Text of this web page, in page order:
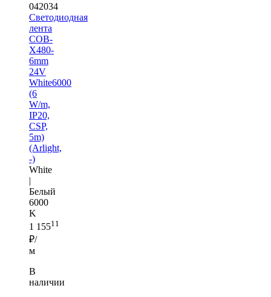
042034
Светодиодная
лента
COB-
X480-
6mm
24V
White6000
(6
W/m,
IP20,
CSP,
5m)
(Arlight,
-)
White
|
Белый
6000
K
1 15511
₽/
м
В
наличии